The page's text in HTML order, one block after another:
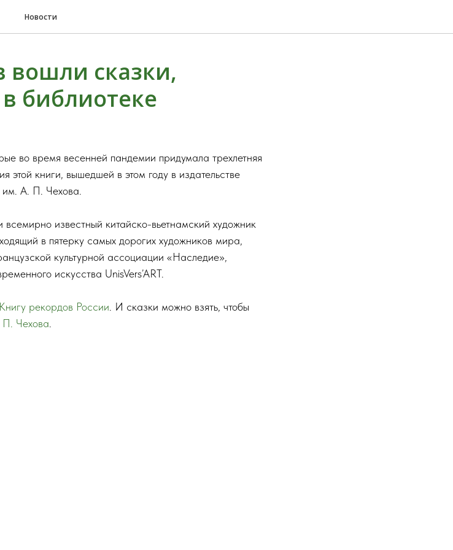
Новости
вошли сказки,
библиотеке
во время весенней пандемии придумала трехлетняя
книги, вышедшей в этом году в издательстве
А. П. Чехова.
известный китайско-вьетнамский художник
в пятерку самых дорогих художников мира,
культурной ассоциации «Наследие»,
искусства UnisVers’ART.
Книгу рекордов России . И сказки можно взять, чтобы
П. Чехова